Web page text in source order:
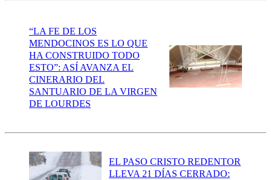
“LA FE DE LOS
MENDOCINOS ES LO QUE
HA CONSTRUIDO TODO
ESTO”: ASÍ AVANZA EL
CINERARIO DEL
SANTUARIO DE LA VIRGEN
DE LOURDES
EL PASO CRISTO REDENTOR
LLEVA 21 DÍAS CERRADO: